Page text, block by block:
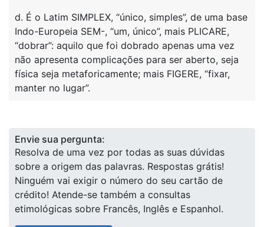
d. É o Latim SIMPLEX, “único, simples”, de uma base
Indo-Europeia SEM-, “um, único”, mais PLICARE,
“dobrar”: aquilo que foi dobrado apenas uma vez
não apresenta complicações para ser aberto, seja
física seja metaforicamente; mais FIGERE, “fixar,
manter no lugar”.
Envie sua pergunta:
Resolva de uma vez por todas as suas dúvidas
sobre a origem das palavras. Respostas grátis!
Ninguém vai exigir o número do seu cartão de
crédito! Atende-se também a consultas
etimológicas sobre Francês, Inglês e Espanhol.